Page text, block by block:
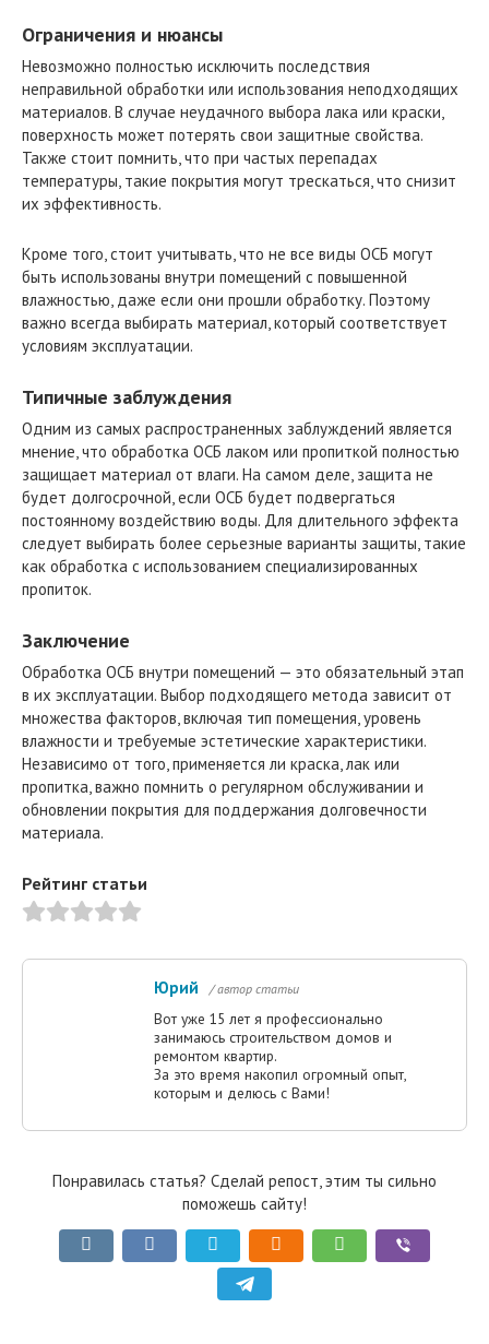
Ограничения и нюансы
Невозможно полностью исключить последствия
неправильной обработки или использования неподходящих
материалов. В случае неудачного выбора лака или краски,
поверхность может потерять свои защитные свойства.
Также стоит помнить, что при частых перепадах
температуры, такие покрытия могут трескаться, что снизит
их эффективность.
Кроме того, стоит учитывать, что не все виды ОСБ могут
быть использованы внутри помещений с повышенной
влажностью, даже если они прошли обработку. Поэтому
важно всегда выбирать материал, который соответствует
условиям эксплуатации.
Типичные заблуждения
Одним из самых распространенных заблуждений является
мнение, что обработка ОСБ лаком или пропиткой полностью
защищает материал от влаги. На самом деле, защита не
будет долгосрочной, если ОСБ будет подвергаться
постоянному воздействию воды. Для длительного эффекта
следует выбирать более серьезные варианты защиты, такие
как обработка с использованием специализированных
пропиток.
Заключение
Обработка ОСБ внутри помещений — это обязательный этап
в их эксплуатации. Выбор подходящего метода зависит от
множества факторов, включая тип помещения, уровень
влажности и требуемые эстетические характеристики.
Независимо от того, применяется ли краска, лак или
пропитка, важно помнить о регулярном обслуживании и
обновлении покрытия для поддержания долговечности
материала.
Рейтинг статьи
Юрий / автор статьи
Вот уже 15 лет я профессионально
занимаюсь строительством домов и
ремонтом квартир.
За это время накопил огромный опыт,
которым и делюсь с Вами!
Понравилась статья? Сделай репост, этим ты сильно
поможешь сайту!